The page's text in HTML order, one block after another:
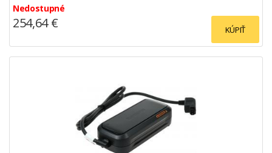
Nedostupné
KÚPIŤ
254,64 €